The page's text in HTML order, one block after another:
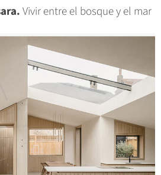
Vivir entre el bosque y el mar